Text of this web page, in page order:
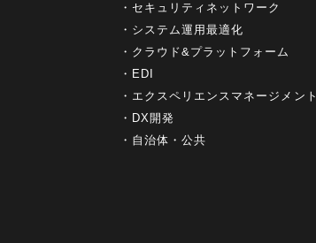
セキュリティネットワーク
システム運用最適化
クラウド&プラットフォーム
EDI
エクスペリエンスマネージメント
DX開発
自治体・公共